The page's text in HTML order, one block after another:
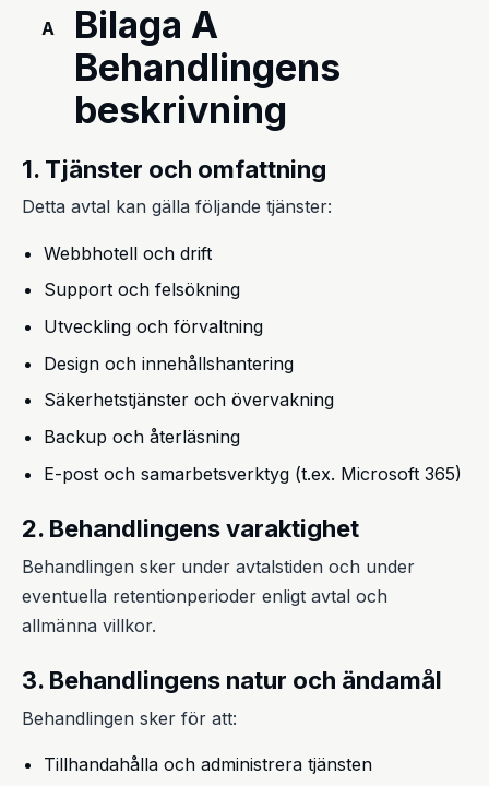
A
Bilaga A
Behandlingens
beskrivning
1. Tjänster och omfattning
Detta avtal kan gälla följande tjänster:
Webbhotell och drift
Support och felsökning
Utveckling och förvaltning
Design och innehållshantering
Säkerhetstjänster och övervakning
Backup och återläsning
E-post och samarbetsverktyg (t.ex. Microsoft 365)
2. Behandlingens varaktighet
Behandlingen sker under avtalstiden och under
eventuella retentionperioder enligt avtal och
allmänna villkor.
3. Behandlingens natur och ändamål
Behandlingen sker för att:
Tillhandahålla och administrera tjänsten